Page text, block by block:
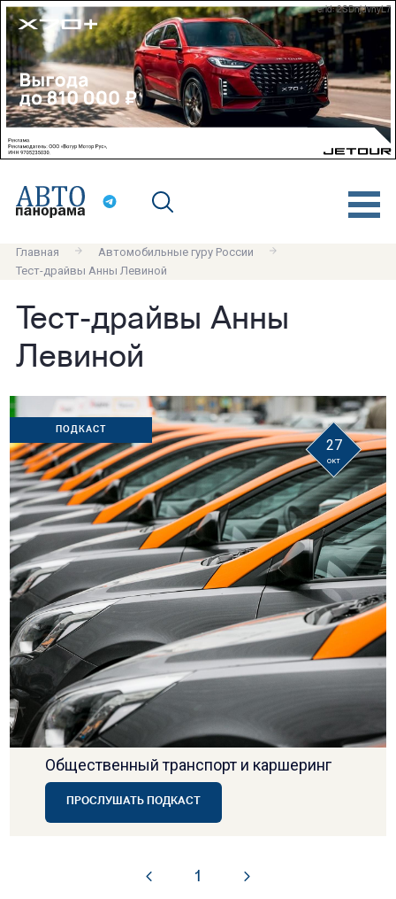
erid: 2SDnjdvnyL7
Главная
Автомобильные гуру России
Тест-драйвы Анны Левиной
Тест-драйвы Анны
Левиной
ПОДКАСТ
27
окт
Общественный транспорт и каршеринг
ПРОСЛУШАТЬ ПОДКАСТ
1